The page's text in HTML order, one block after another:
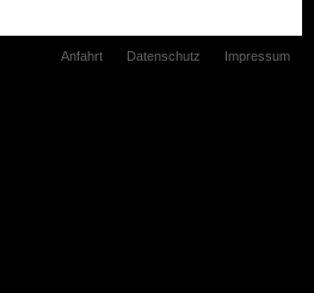
Anfahrt Datenschutz Impressum